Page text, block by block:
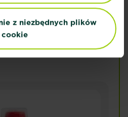
z niezbędnych plików
cookie